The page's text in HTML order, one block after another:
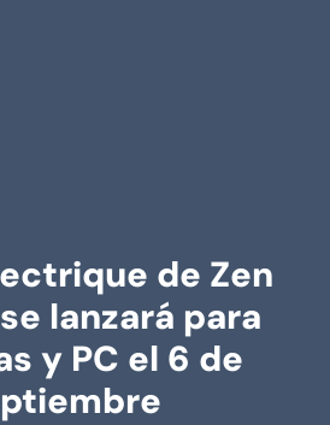
de Zen
lanzará para
y PC el 6 de